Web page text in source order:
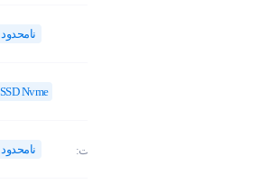
نامحدود
SSD Nvme
دیگر امکانات: نامحدود